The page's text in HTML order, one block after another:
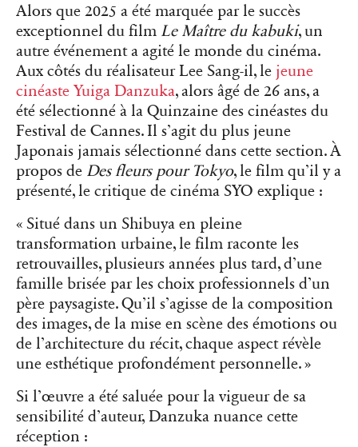
Alors que 2025 a été marquée par le succès
exceptionnel du film Le Maître du kabuki, un
autre événement a agité le monde du cinéma.
Aux côtés du réalisateur Lee Sang-il, le jeune
cinéaste Yuiga Danzuka, alors âgé de 26 ans, a
été sélectionné à la Quinzaine des cinéastes du
Festival de Cannes. Il s’agit du plus jeune
Japonais jamais sélectionné dans cette section. À
propos de Des fleurs pour Tokyo, le film qu’il y a
présenté, le critique de cinéma SYO explique :
« Situé dans un Shibuya en pleine
transformation urbaine, le film raconte les
retrouvailles, plusieurs années plus tard, d’une
famille brisée par les choix professionnels d’un
père paysagiste. Qu’il s’agisse de la composition
des images, de la mise en scène des émotions ou
de l’architecture du récit, chaque aspect révèle
une esthétique profondément personnelle. »
Si l’œuvre a été saluée pour la vigueur de sa
sensibilité d’auteur, Danzuka nuance cette
réception :